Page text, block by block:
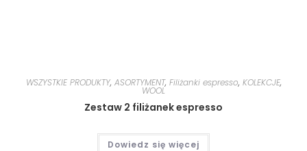
WSZYSTKIE PRODUKTY, ASORTYMENT, Filiżanki espresso, KOLEKCJE,
WOOL
Zestaw 2 filiżanek espresso
Dowiedz się więcej